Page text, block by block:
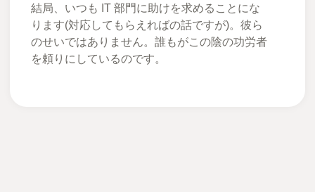
結局、いつも IT 部門に助けを求めることにな
ります(対応してもらえればの話ですが)。彼ら
のせいではありません。誰もがこの陰の功労者
を頼りにしているのです。